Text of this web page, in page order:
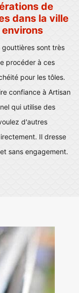
de
dans la ville
sont très
procéder à ces
pour les tôles.
confiance à Artisan
qui utilise des
d'autres
Il dresse
sans engagement.